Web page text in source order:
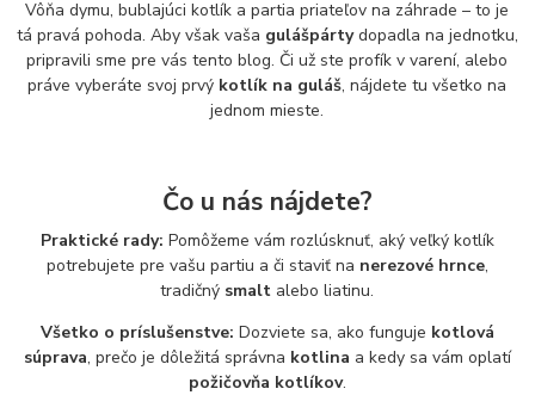
Vôňa dymu, bublajúci kotlík a partia priateľov na záhrade – to je
tá pravá pohoda. Aby však vaša gulášpártydopadla na jednotku,
pripravili sme pre vás tento blog. Či už ste profík v varení, alebo
práve vyberáte svoj prvý kotlík na guláš, nájdete tu všetko na
jednom mieste.
Čo u nás nájdete?
Praktické rady: Pomôžeme vám rozlúsknuť, aký veľký kotlík
potrebujete pre vašu partiu a či staviť na nerezové hrnce,
tradičný smalt alebo liatinu.
Všetko o príslušenstve: Dozviete sa, ako funguje kotlová
súprava, prečo je dôležitá správna kotlina a kedy sa vám oplatí
požičovňa kotlíkov.